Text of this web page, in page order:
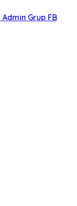
Grup FB